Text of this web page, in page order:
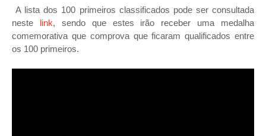
A lista dos 100 primeiros classificados pode ser consultada
neste link, sendo que estes irão receber uma medalha
comemorativa que comprova que ficaram qualificados entre
os 100 primeiros.